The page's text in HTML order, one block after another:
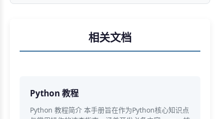
相关文档
Python 教程
Python 教程简介 本手册旨在作为Python核心知识点